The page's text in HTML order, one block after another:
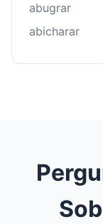
abugrar
abicharar